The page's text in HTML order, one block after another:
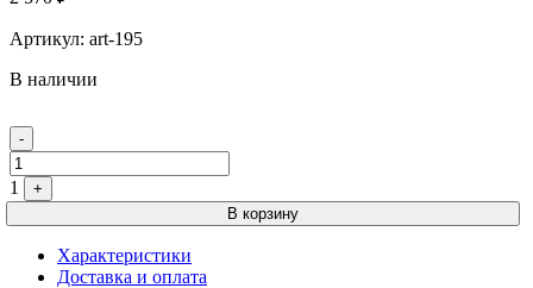
Артикул: art-195
В наличии
Quantity
-
1
+
В корзину
Характеристики
Доставка и оплата